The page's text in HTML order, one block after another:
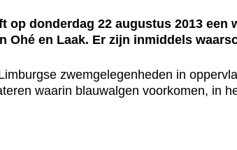
op donderdag 22 augustus 2013
Ohé en Laak. Er zijn inmiddels
zwemgelegenheden in
waarin blauwalgen voorkomen, in